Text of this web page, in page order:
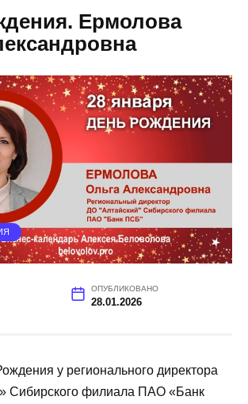
Ермолова
ОПУБЛИКОВАНО
28.01.2026
у регионального директора
Сибирского филиала ПАО «Банк